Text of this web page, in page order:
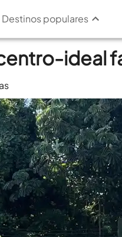
Destinos populares
ideal